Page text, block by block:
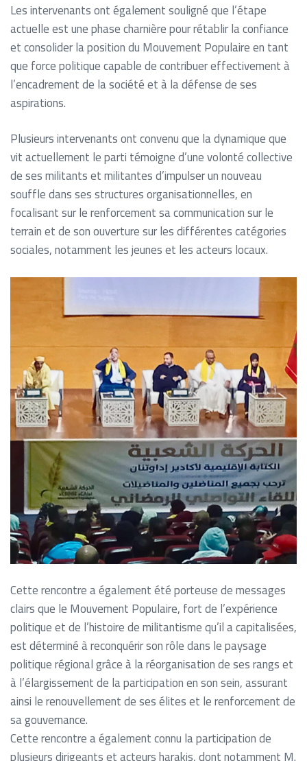
Les intervenants ont également souligné que l’étape
actuelle est une phase charnière pour rétablir la confiance
et consolider la position du Mouvement Populaire en tant
que force politique capable de contribuer effectivement à
l’encadrement de la société et à la défense de ses
aspirations.
Plusieurs intervenants ont convenu que la dynamique que
vit actuellement le parti témoigne d’une volonté collective
de ses militants et militantes d’impulser un nouveau
souffle dans ses structures organisationnelles, en
focalisant sur le renforcement sa communication sur le
terrain et de son ouverture sur les différentes catégories
sociales, notamment les jeunes et les acteurs locaux.
Cette rencontre a également été porteuse de messages
clairs que le Mouvement Populaire, fort de l’expérience
politique et de l’histoire de militantisme qu’il a capitalisées,
est déterminé à reconquérir son rôle dans le paysage
politique régional grâce à la réorganisation de ses rangs et
à l’élargissement de la participation en son sein, assurant
ainsi le renouvellement de ses élites et le renforcement de
sa gouvernance.
Cette rencontre a également connu la participation de